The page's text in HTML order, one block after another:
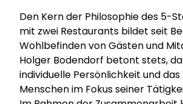
Den Kern der Philosophie des 5-
mit zwei Restaurants bildet seit
Wohlbefinden von Gästen und
Holger Bodendorf betont stets,
individuelle Persönlichkeit und
Menschen im Fokus seiner